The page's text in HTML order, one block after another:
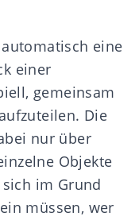
eine
einer
gemeinsam
Die
nur über
Objekte
im Grund
müssen, wer